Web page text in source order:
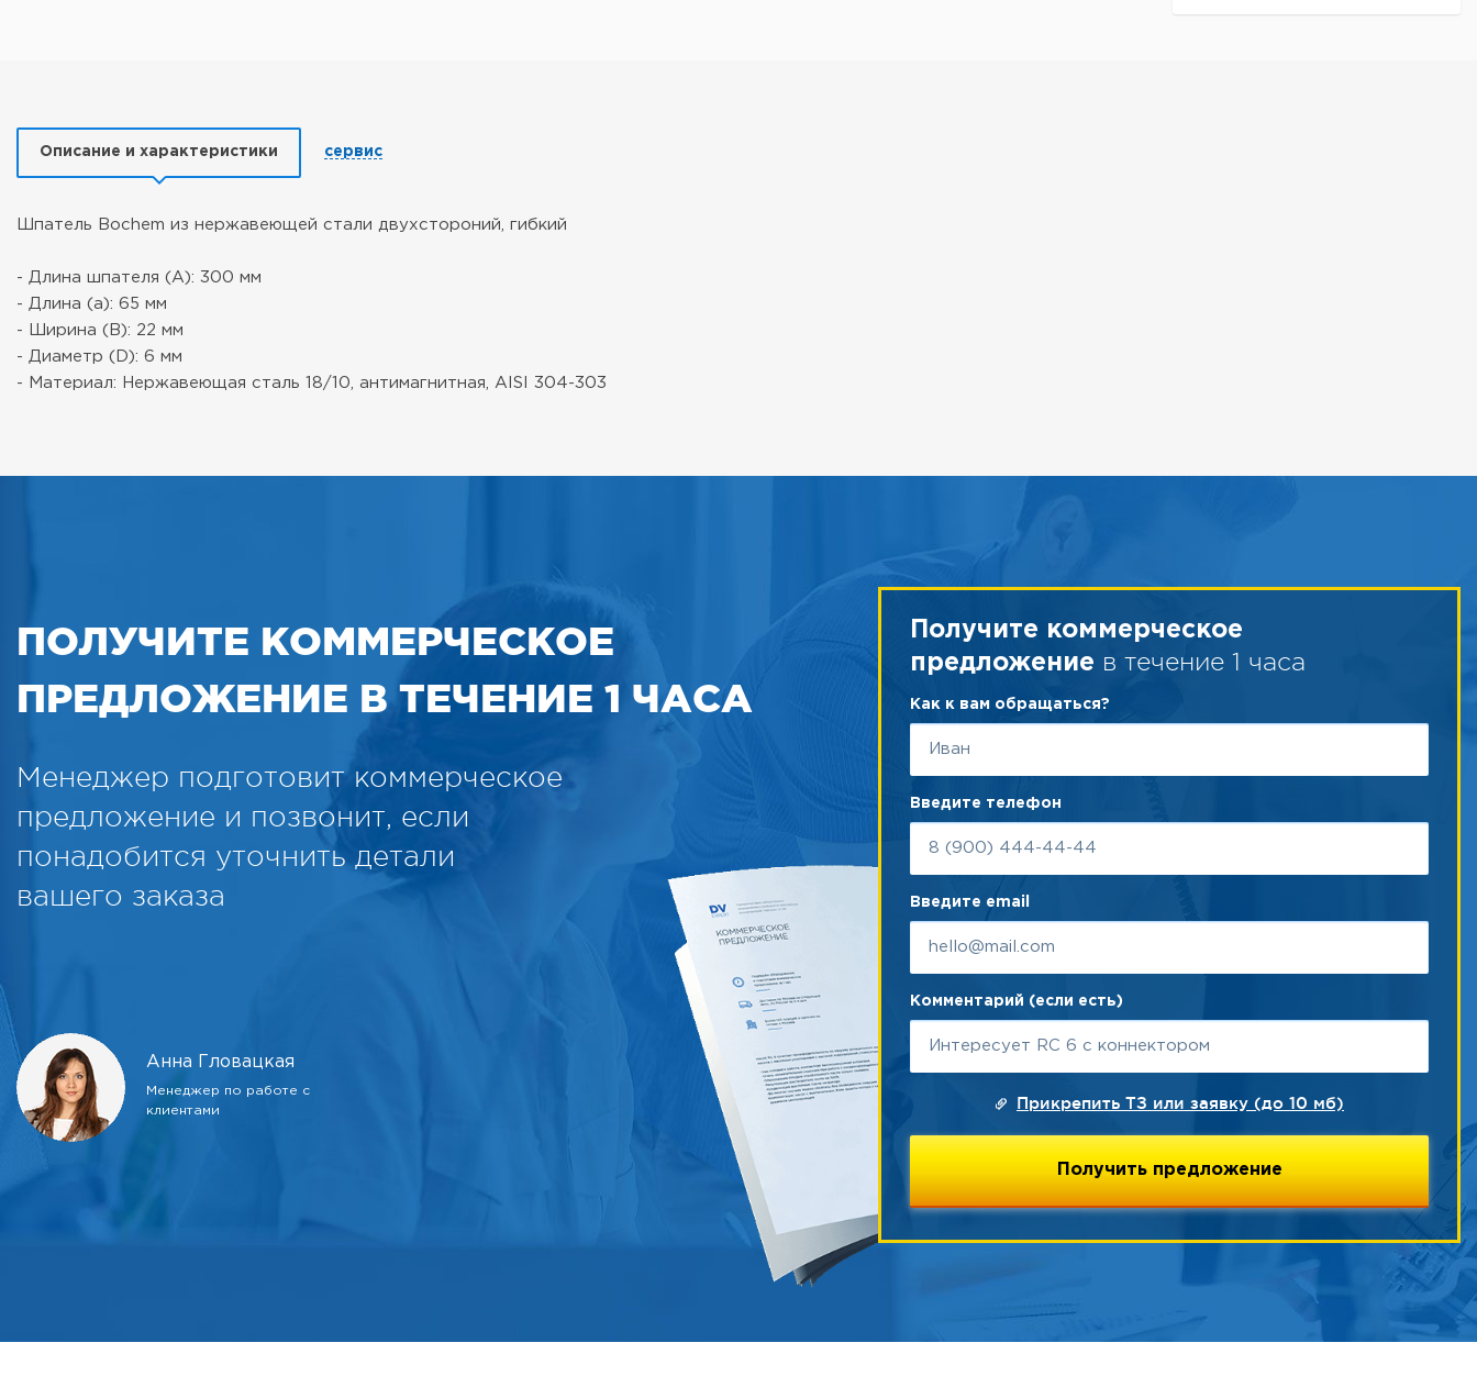
Описание и характеристики сервис
Шпатель Bochem из нержавеющей стали двухстороний, гибкий
- Длина шпателя (А): 300 мм
- Длина (а): 65 мм
- Ширина (B): 22 мм
- Диаметр (D): 6 мм
- Материал: Нержавеющая сталь 18/10, антимагнитная, AISI 304-303
ПОЛУЧИТЕ КОММЕРЧЕСКОЕ
ПРЕДЛОЖЕНИЕ В ТЕЧЕНИЕ 1 ЧАСА
Менеджер подготовит коммерческое
предложение и позвонит, если
понадобится уточнить детали
вашего заказа
Анна Гловацкая
Менеджер по работе с
клиентами
Получите коммерческое
предложение в течение 1 часа
Как к вам обращаться?
Введите телефон
Введите email
Комментарий (если есть)
Прикрепить ТЗ или заявку (до 10 мб)